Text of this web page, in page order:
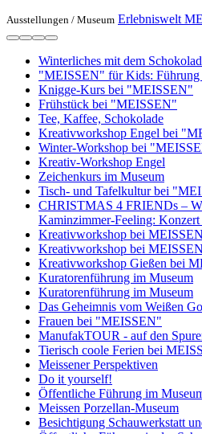
Ausstellungen / Museum Erlebniswelt
Winterliches mit dem
"MEISSEN" für Kids: Führung
Knigge-Kurs bei "MEISSEN"
Frühstück bei "MEISSEN"
Tee, Kaffee, Schokolade
Kreativworkshop Engel bei
Winter-Workshop bei
Kreativ-Workshop Engel
Zeichenkurs im Museum
Tisch- und Tafelkultur bei
CHRISTMAS 4 FRIENDs –
Kaminzimmer-Feeling:
Kreativworkshop bei
Kreativworkshop bei
Kreativworkshop Gießen bei
Kuratorenführung im Museum
Kuratorenführung im Museum
Das Geheimnis vom Weißen
Frauen bei "MEISSEN"
ManufakTOUR - auf den
Tierisch coole Ferien bei
Meissener Perspektiven
Do it yourself!
Öffentliche Führung im
Meissen Porzellan-Museum
Besichtigung Schauwerkstatt